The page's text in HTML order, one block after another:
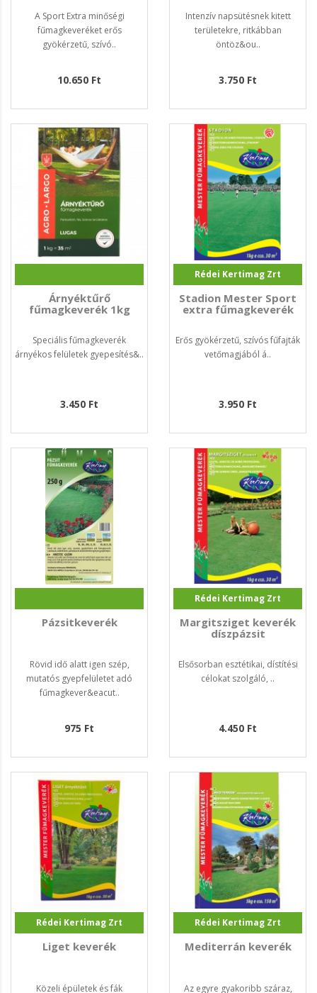
A Sport Extra minőségi
fűmagkeveréket erős
gyökérzetű, szívó..
10.650 Ft
Intenzív napsütésnek kitett
területekre, ritkábban
öntöz&ou..
3.750 Ft
Árnyéktűrő
fűmagkeverék 1kg
Speciális fűmagkeverék
árnyékos felületek gyepesítés&..
3.450 Ft
Rédei Kertimag Zrt
Stadion Mester Sport
extra fűmagkeverék
Erős gyökérzetű, szívós fűfajták
vetőmagjából á..
3.950 Ft
Pázsitkeverék
Rövid idő alatt igen szép,
mutatós gyepfelületet adó
fűmagkever&eacut..
975 Ft
Rédei Kertimag Zrt
Margitsziget keverék
díszpázsit
Elsősorban esztétikai, dístítési
célokat szolgáló, ..
4.450 Ft
Rédei Kertimag Zrt
Liget keverék
Közeli épületek és fák
Rédei Kertimag Zrt
Mediterrán keverék
Az egyre gyakoribb száraz,